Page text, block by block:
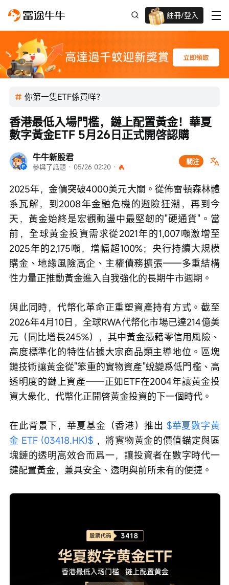
註冊/登入
高達過千蚊獎賞
你第一隻ETF係買咩？
牛牛新股君
參與了話題 · 05/26 02:20 ·
關注
香港最低入場門檻，鏈上配置黃金！華夏
數字黃金ETF 5月26日正式開啓認購
2025年，金價突破4000美元大關。從佈雷頓森林體
系瓦解，到2008年金融危機的避險狂潮，再到今
天，黃金始終是宏觀動盪中最堅韌的"硬通貨"。當
前，全球黃金投資需求從2021年的1,007噸激增至
2025年的2,175噸，增幅超100%；央行持續大規模
購金、地緣風險高企、主權債務擴張——多重結構
性力量正推動黃金進入自我強化的長期牛市週期。
與此同時，代幣化革命正重塑資產持有方式。截至
2026年4月10日，全球RWA代幣化市場已達214億美
元（同比增長245%），其中黃金憑藉零信用風險、
高度標準化的特性佔據大宗商品類主導地位。區塊
鏈技術讓黃金從"笨重的實物資產"蛻變爲低門檻、高
透明度的鏈上資產——正如ETF在2004年讓黃金投
資大衆化，代幣化正開啓黃金投資的下一個時代。
在此背景下，華夏基金（香港）推出 $華夏數字黃
金 ETF (03418.HK)$ ，將實物黃金的價值錨定與區
塊鏈的透明高效合而爲一，讓投資者在數字時代一
鍵配置黃金，兼具安全、透明與前所未有的便捷。